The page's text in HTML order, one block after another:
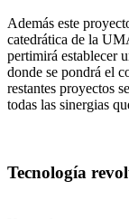
Además este
catedrática de la
pertimirá establecer
donde se pondrá el
restantes proyectos
todas las sinergias
Tecnología